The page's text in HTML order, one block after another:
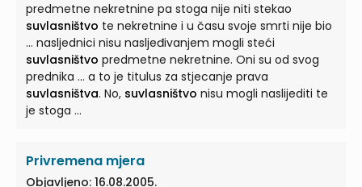
predmetne nekretnine pa stoga nije niti stekao
suvlasništvo te nekretnine i u času svoje smrti nije bio
... nasljednici nisu nasljeđivanjem mogli steći
suvlasništvo predmetne nekretnine. Oni su od svog
prednika ... a to je titulus za stjecanje prava
suvlasništva. No, suvlasništvo nisu mogli naslijediti te
je stoga ...
Privremena mjera
Objavljeno: 16.08.2005.